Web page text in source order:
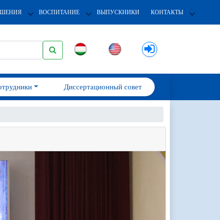
ВОСПИТАНИЕ ВЫПУСКНИКИ КОНТАКТЫ
Диссертационный совет